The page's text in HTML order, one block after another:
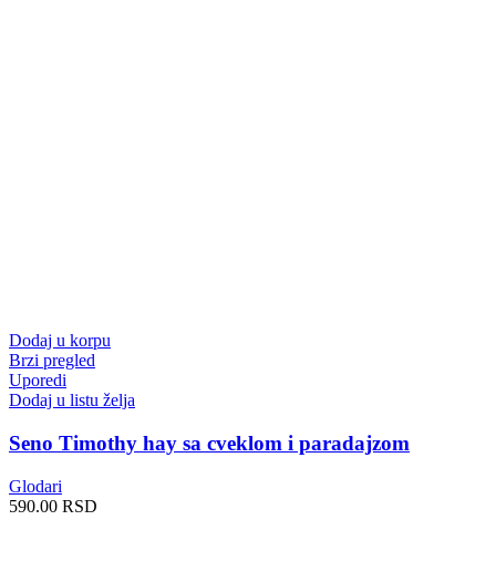
Dodaj u korpu
Brzi pregled
Uporedi
Dodaj u listu želja
Seno Timothy hay sa cveklom i paradajzom
Glodari
590.00 RSD